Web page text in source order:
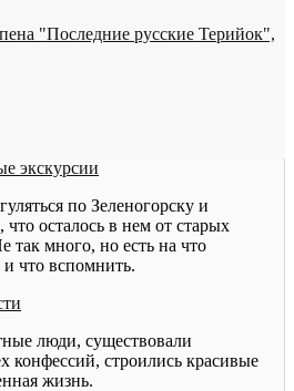
"Последние русские Терийок",
экскурсии
по Зеленогорску и
что осталось в нем от старых
так много, но есть на что
и что вспомнить.
люди, существовали
конфессий, строились красивые
жизнь.